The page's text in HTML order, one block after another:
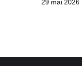
29 mai 2026